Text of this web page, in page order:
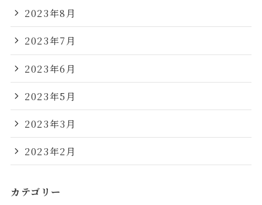
2023年8月
2023年7月
2023年6月
2023年5月
2023年3月
2023年2月
カテゴリー